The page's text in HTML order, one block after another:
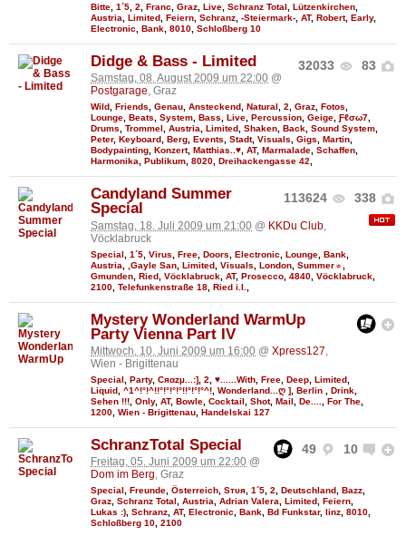
Bitte 1´5 2 Franc Graz Live Schranz Total Lützenkirchen
Austria
Limited Feiern Schranz -Steiermark- AT, Robert, Early,
Electronic
Bank 8010 Schloßberg 10
32033 83
Didge & Bass - Limited
Samstag, 08. August 2009 um 22:00 @
Postgarage, Graz
Wild, Friends, Genau, Ansteckend, Natural, 2, Graz, Fotos,
Lounge, Beats, System, Bass, Live, Percussion, Geige, Ƒℓσω7,
Drums, Trommel, Austria, Limited, Shaken, Back, Sound System,
Peter, Keyboard, Berg, Events, Stadt, Visuals, Gigs, Martin,
Bodypainting, Konzert, Matthias..♥, AT, Marmalade, Schaffen,
Harmonika, Publikum, 8020, Dreihackengasse 42,
113624 338
Candyland Summer
Special
Samstag, 18. Juli 2009 um 21:00 @ KKDu Club
Vöcklabruck
Special 1´5 Virus Free Doors Electronic Lounge Bank
Austria
,Gayle San Limited Visuals London Summer☼
Gmunden Ried Vöcklabruck AT, Prosecco 4840 Vöcklabruck
2100 Telefunkenstraße 18 Ried i.I.
Mystery Wonderland WarmUp
Party Vienna Part IV
Mittwoch, 10. Juni 2009 um 16:00 @ Xpress127,
Wien - Brigittenau
Special Party, Cяαzµ...:] 2 ♥......With Free Deep Limited
Liquid ^1^!°!^!!°!°!°!°!!°!°!°^! Wonderland...ღ ] Berlin Drink
Sehen !!! Only, AT, Bowle Cocktail Shot, Mail De.... For The
1200 Wien - Brigittenau Handelskai 127
49 10
SchranzTotal Special
Freitag, 05. Juni 2009 um 22:00 @
Dom im Berg, Graz
Special , Freunde, Österreich, Sтυя, 1´5, 2, Deutschland, Bazz,
Graz, Schranz Total , Austria, Adrian Valera, Limited, Feiern,
Lukas :), Schranz, AT, Electronic, Bank, Bd Funkstar, linz, 8010,
Schloßberg 10, 2100